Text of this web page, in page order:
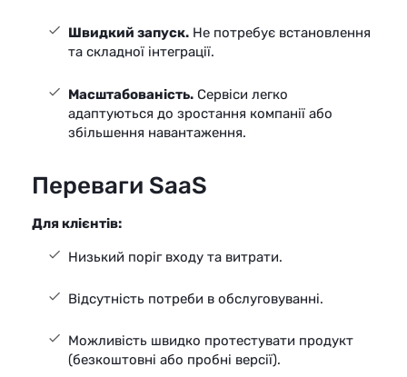
Швидкий запуск. Не потребує встановлення
та складної інтеграції.
Масштабованість. Сервіси легко
адаптуються до зростання компанії або
збільшення навантаження.
Переваги SaaS
Для клієнтів:
Низький поріг входу та витрати.
Відсутність потреби в обслуговуванні.
Можливість швидко протестувати продукт
(безкоштовні або пробні версії).